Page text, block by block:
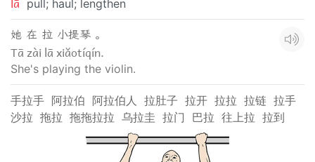
pull; haul; lengthen
她 在 拉 小提琴 。
Tā zài lā xiǎotíqín.
She's playing the violin.
手拉手 阿拉伯 阿拉伯人 拉肚子 拉开 拉拉 拉链 拉手
沙拉 拖拉 拖拖拉拉 乌拉圭 拉门 巴拉 往上拉 拉到